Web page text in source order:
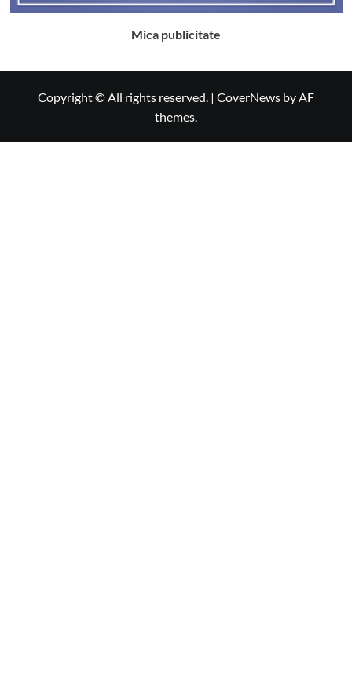
Mica publicitate
Copyright © All rights reserved. | CoverNews by AF
themes.